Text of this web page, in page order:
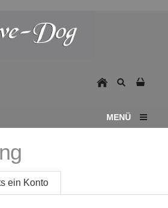
MENÜ
ein Konto